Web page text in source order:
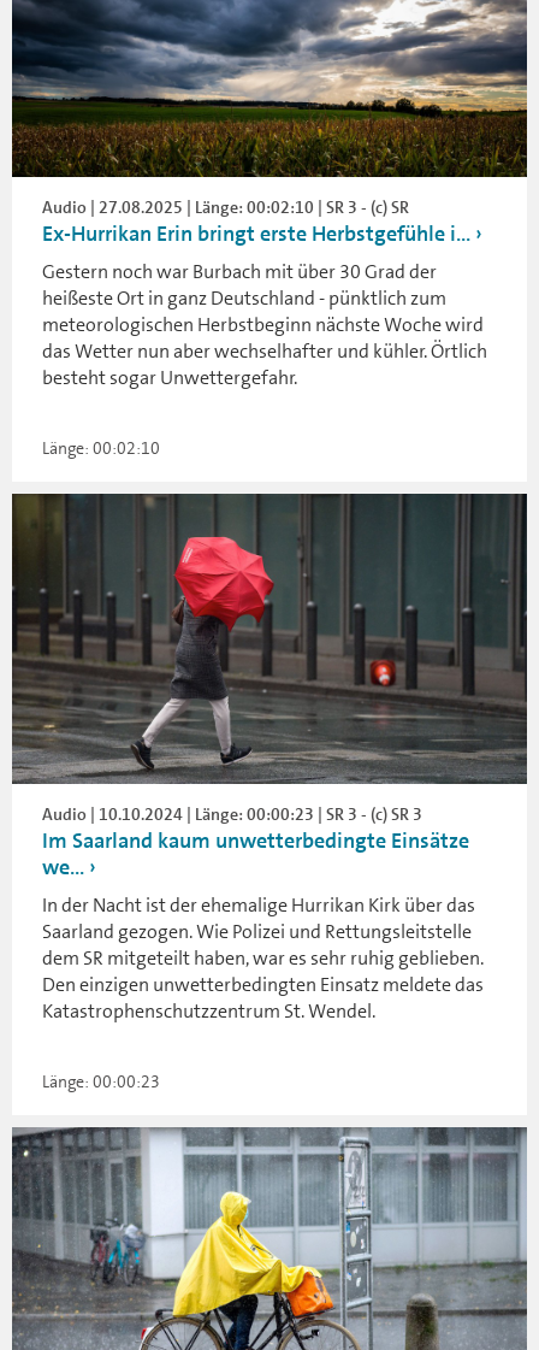
Audio | 27.08.2025 | Länge: 00:02:10 | SR 3 - (c) SR
Ex-Hurrikan Erin bringt erste Herbstgefühle i...
Gestern noch war Burbach mit über 30 Grad der
heißeste Ort in ganz Deutschland - pünktlich zum
meteorologischen Herbstbeginn nächste Woche wird
das Wetter nun aber wechselhafter und kühler. Örtlich
besteht sogar Unwettergefahr.
Länge: 00:02:10
Audio | 10.10.2024 | Länge: 00:00:23 | SR 3 - (c) SR 3
Im Saarland kaum unwetterbedingte Einsätze
we...
In der Nacht ist der ehemalige Hurrikan Kirk über das
Saarland gezogen. Wie Polizei und Rettungsleitstelle
dem SR mitgeteilt haben, war es sehr ruhig geblieben.
Den einzigen unwetterbedingten Einsatz meldete das
Katastrophenschutzzentrum St. Wendel.
Länge: 00:00:23